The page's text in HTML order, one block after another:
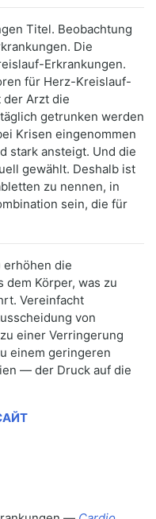
Titel. Beobachtung
Die
Erkrankungen.
für Herz-Kreislauf-
der Arzt die
getrunken werden
Krisen eingenommen
stark ansteigt. Und die
gewählt. Deshalb ist
zu nennen, in
sein, die für
erhöhen die
dem Körper, was zu
Vereinfacht
von
einer Verringerung
einem geringeren
— der Druck auf die